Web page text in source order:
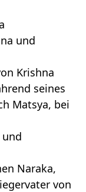
und
Krishna
seines
Matsya, bei
Naraka,
von